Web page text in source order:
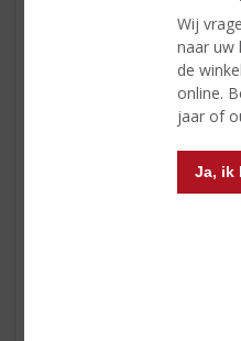
Wij
naar uw
de
online.
jaar of
Ja, ik
geen toverstaf om dit
Tranquilo...pak de koffers
vakantie in. Begint u al
er een kans dat u die
omgooit. Wat u wel kunt
Dat zorgt al voor een
Dan staat het op uw